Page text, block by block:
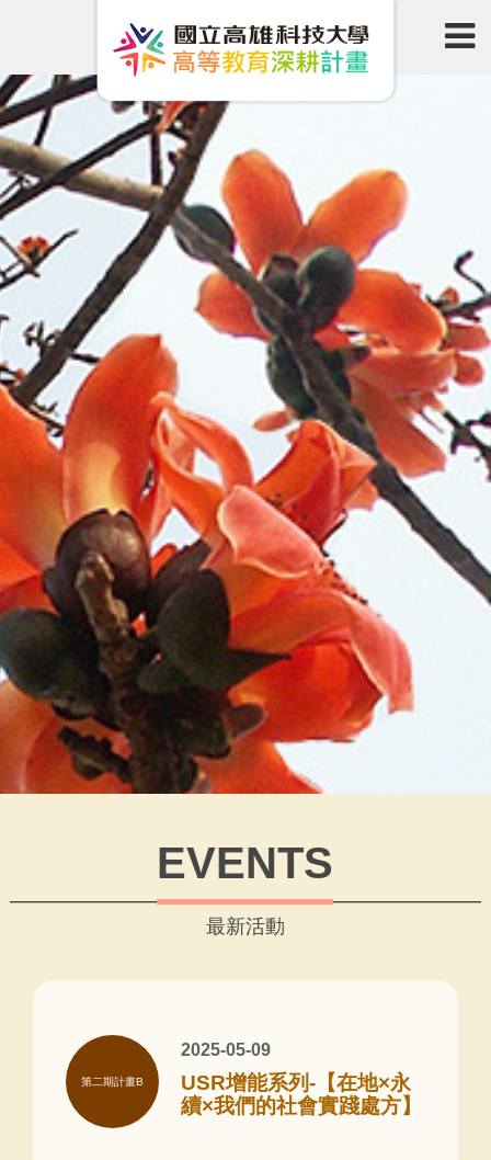
EVENTS
最新活動
第二期計畫B
2025-05-09
USR增能系列-【在地×永
續×我們的社會實踐處方】